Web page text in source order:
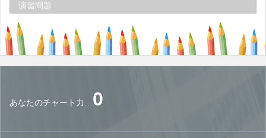
演習問題
あなたのチャート力… 0